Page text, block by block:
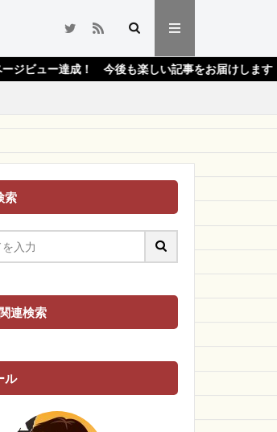
！ 今後も楽しい記事をお届けします！★
索
連検索
ル